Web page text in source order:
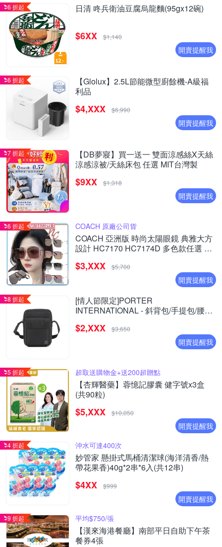
6 折起 日清 咚兵衛油豆腐烏龍麵(95gx12碗)
$6XX $1,140
開賣提醒我
6 折起
【Glolux】2.5L節能微型廚餘機-A級福
利品
$4,XXX $6,990
開賣提醒我
7 折起
【DB夢寢】買一送一 雙面涼感絲X天絲
涼感涼被/天絲床包 任選 MIT台灣製
$9XX $1,318
開賣提醒我
6 折起 COACH 原廠公司貨
COACH 亞洲版 時尚太陽眼鏡 典雅大方
設計 HC7170 HC7174D 多色款任選 公
$3,XXX $5,700
開賣提醒我
8 折起
[情人節限定]PORTER
INTERNATIONAL - 斜背包/手提包/腰包/
$2,XXX $3,650
開賣提醒我
5 折起 超取送購物金+送200超贈點
【杏輝醫藥】蓉憶記膠囊 健字號x3盒
(共90粒)
$5,XXX $10,050
開賣提醒我
4 折起 沖水可達400次
妙管家 懸掛式馬桶清潔球(海洋清香/熱
帶花果香)40g*2串*6入(共12串)
$4XX $999
開賣提醒我
9 折起 平均$750/張
【漢來海港餐廳】南部平日自助下午茶
餐券4張